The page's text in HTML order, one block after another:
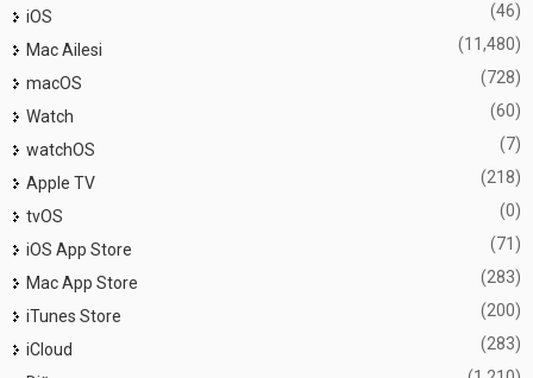
iOS (46)
Mac Ailesi (11,480)
macOS (728)
Watch (60)
watchOS (7)
Apple TV (218)
tvOS (0)
iOS App Store (71)
Mac App Store (283)
iTunes Store (200)
iCloud (283)